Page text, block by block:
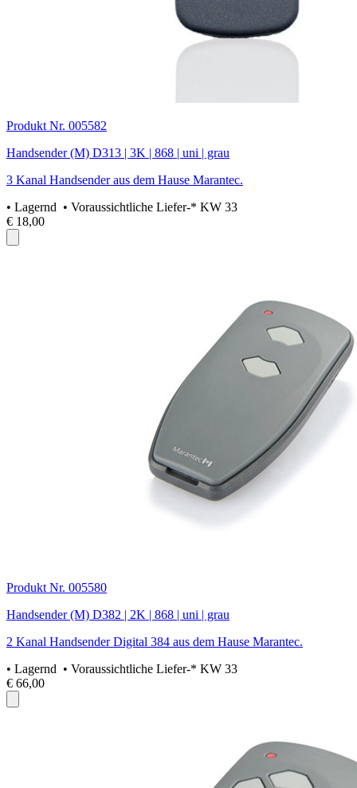
Produkt Nr. 005582
Handsender (M) D313 | 3K | 868 | uni | grau
3 Kanal Handsender aus dem Hause Marantec.
• Lagernd • Voraussichtliche Liefer-* KW 33
€ 18,00
Produkt Nr. 005580
Handsender (M) D382 | 2K | 868 | uni | grau
2 Kanal Handsender Digital 384 aus dem Hause Marantec.
• Lagernd • Voraussichtliche Liefer-* KW 33
€ 66,00